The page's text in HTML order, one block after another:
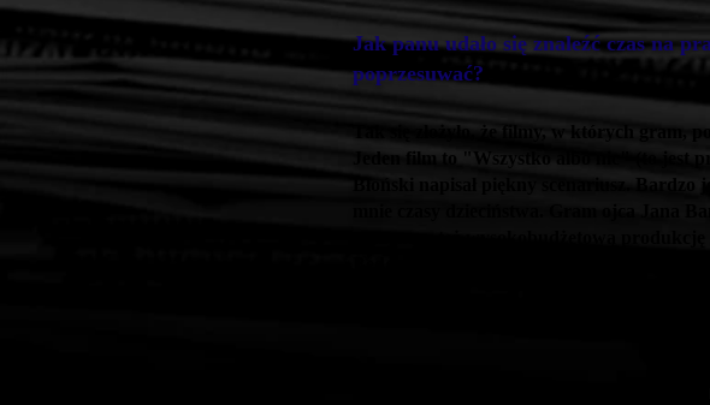
Jak panu udało się znaleźć czas na
poprzesuwać?
Tak się złożyło, że filmy, w których gram,
Jeden film to "Wszystko albo nic" (to jest
Błoński napisał piękny scenariusz.